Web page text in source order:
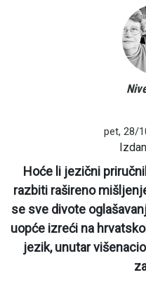
pet, 28/
Hoće li jezični
razbiti rašireno
se sve divote
uopće izreći na
jezik, unutar